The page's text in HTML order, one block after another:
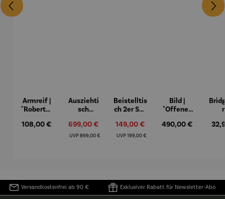
Armreif |
"Roberta"
Mütz
Regulärer Preis:
108,00 €
Ausziehti
sch
m – Valor
Verkaufspreis:
699,00 €
UVP Regulärer Preis:
899,00 €
Beistelltis
ch 2er Set
Verkaufspreis:
149,00 €
UVPRegulärer Preis:
199,00 €
Bild |
"Offenes
Collioure"
Regulärer Preis:
490,00 €
Versandkostenfrei ab 90 € Exklusiver Rabatt für Newsletter-Abo